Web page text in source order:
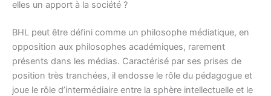
elles un apport à la société ?
BHL peut être défini comme un philosophe médiatique, en
opposition aux philosophes académiques, rarement
présents dans les médias. Caractérisé par ses prises de
position très tranchées, il endosse le rôle du pédagogue et
joue le rôle d’intermédiaire entre la sphère intellectuelle et le